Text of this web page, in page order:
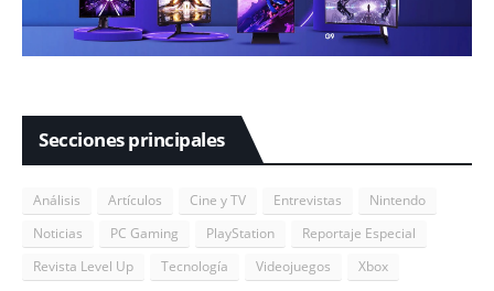
Secciones principales
Análisis Artículos Cine y TV Entrevistas
Nintendo
Noticias
PC Gaming PlayStation
Reportaje Especial
Revista Level Up
Tecnología Videojuegos Xbox